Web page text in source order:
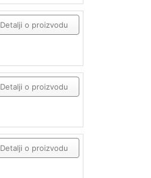
Detalji o proizvodu
Detalji o proizvodu
Detalji o proizvodu